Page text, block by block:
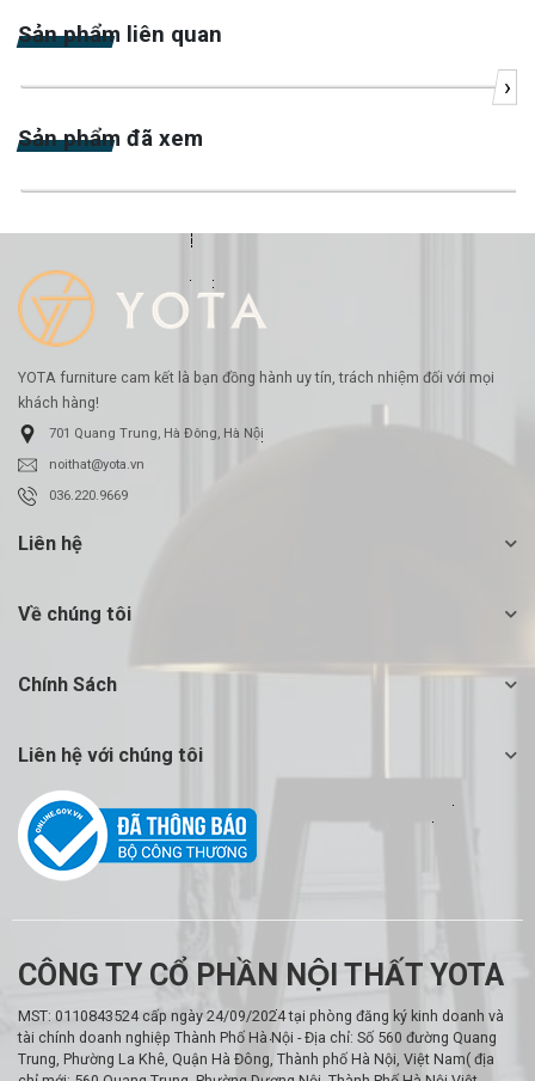
Sản phẩm liên quan
›
Sản phẩm đã xem
YOTA furniture cam kết là bạn đồng hành uy tín, trách nhiệm đối với mọi
khách hàng!
701 Quang Trung, Hà Đông, Hà Nội
noithat@yota.vn
036.220.9669
Liên hệ
Về chúng tôi
Chính Sách
Liên hệ với chúng tôi
CÔNG TY CỔ PHẦN NỘI THẤT YOTA
MST: 0110843524 cấp ngày 24/09/2024 tại phòng đăng ký kinh doanh và
tài chính doanh nghiệp Thành Phố Hà Nội - Địa chỉ: Số 560 đường Quang
Trung, Phường La Khê, Quận Hà Đông, Thành phố Hà Nội, Việt Nam( địa